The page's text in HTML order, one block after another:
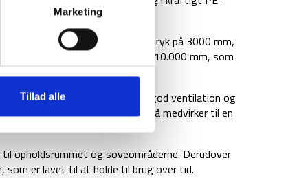
Marketing
Tillad alle
fugt fra jorden.
coating og har et vandsøjletryk på 3000 mm,
og har et vandsøljetryk på 10.000 mm, som
vejrforhold.
og mesh – det sikre en god ventilation og
i yderteltet, der også medvirker til en
opholdsrummet og soveområderne. Derudover
er lavet til at holde til brug over tid.